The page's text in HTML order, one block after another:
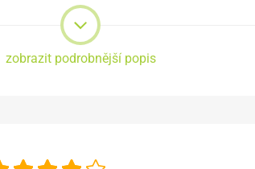
zobrazit podrobnější popis